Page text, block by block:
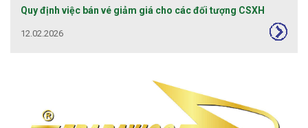
Quy định việc bán vé giảm giá cho các đối tượng CSXH
12.02.2026